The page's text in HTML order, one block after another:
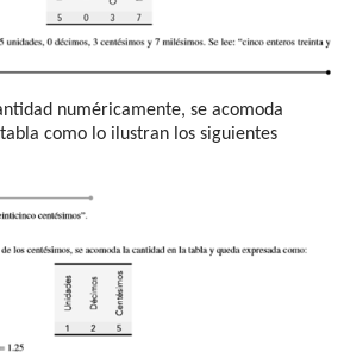
numéricamente, se acomoda
como lo ilustran los siguientes